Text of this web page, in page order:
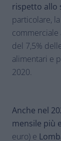
rispetto allo
particolare,
commerciale
del 7,5%
alimentari e
2020.
Anche nel
mensile più
euro) e